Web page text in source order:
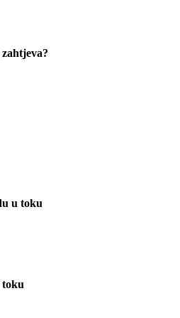
zahtjeva?
u toku
toku